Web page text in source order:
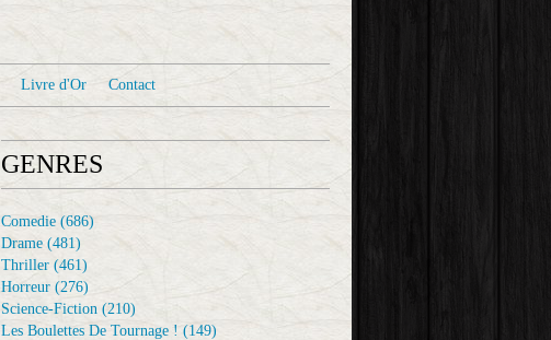
Livre d'Or Contact
GENRES
Comedie (686)
Drame (481)
Thriller (461)
Horreur (276)
Science-Fiction (210)
Les Boulettes De Tournage ! (149)